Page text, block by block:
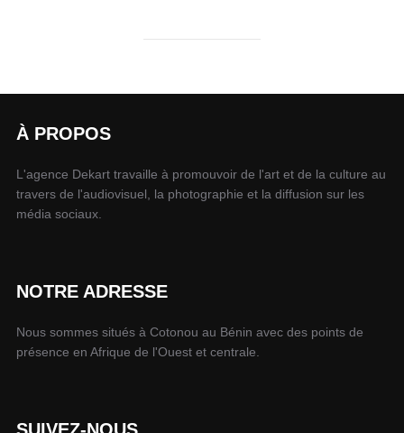
À PROPOS
L'agence Dekart travaille à promouvoir de l'art et de la culture au
travers de l'audiovisuel, la photographie et la diffusion sur les
média sociaux.
NOTRE ADRESSE
Nous sommes situés à Cotonou au Bénin avec des points de
présence en Afrique de l'Ouest et centrale.